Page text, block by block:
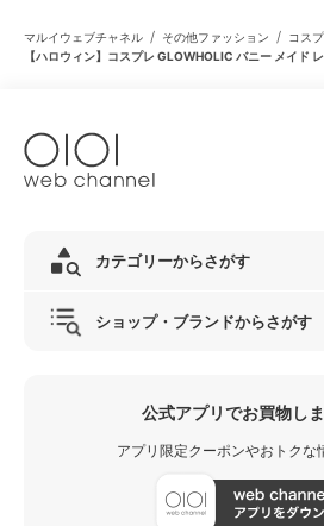
マルイウェブチャネル / その他ファッション / コス
【ハロウィン】コスプレ GLOWHOLIC バニー メイド
カテゴリーからさがす
ショップ・ブランドからさがす
公式アプリでお買物し
アプリ限定クーポンやおトクな